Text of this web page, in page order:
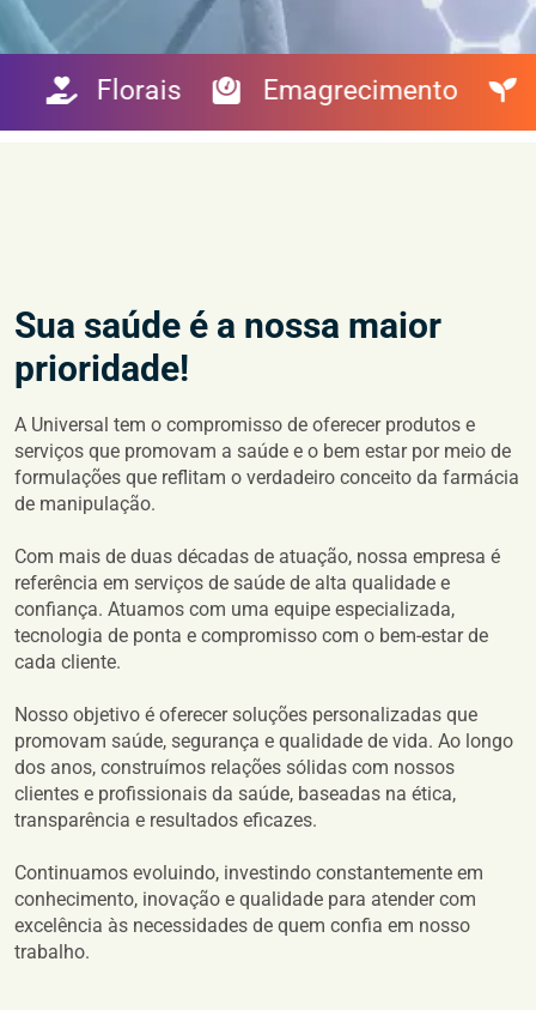
Energéticos Florais
Sua saúde é a nossa maior
prioridade!
A Universal tem o compromisso de oferecer produtos e
serviços que promovam a saúde e o bem estar por meio de
formulações que reflitam o verdadeiro conceito da farmácia
de manipulação.
Com mais de duas décadas de atuação, nossa empresa é
referência em serviços de saúde de alta qualidade e
confiança. Atuamos com uma equipe especializada,
tecnologia de ponta e compromisso com o bem-estar de
cada cliente.
Nosso objetivo é oferecer soluções personalizadas que
promovam saúde, segurança e qualidade de vida. Ao longo
dos anos, construímos relações sólidas com nossos
clientes e profissionais da saúde, baseadas na ética,
transparência e resultados eficazes.
Continuamos evoluindo, investindo constantemente em
conhecimento, inovação e qualidade para atender com
excelência às necessidades de quem confia em nosso
trabalho.